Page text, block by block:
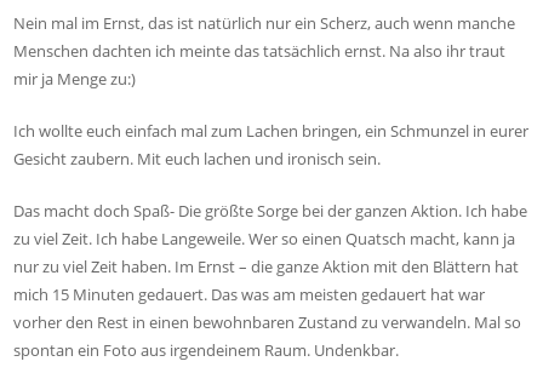
Nein mal im Ernst, das ist natürlich nur ein Scherz, auch wenn manche
Menschen dachten ich meinte das tatsächlich ernst. Na also ihr traut
mir ja Menge zu:)
Ich wollte euch einfach mal zum Lachen bringen, ein Schmunzel in eurer
Gesicht zaubern. Mit euch lachen und ironisch sein.
Das macht doch Spaß- Die größte Sorge bei der ganzen Aktion. Ich habe
zu viel Zeit. Ich habe Langeweile. Wer so einen Quatsch macht, kann ja
nur zu viel Zeit haben. Im Ernst – die ganze Aktion mit den Blättern hat
mich 15 Minuten gedauert. Das was am meisten gedauert hat war
vorher den Rest in einen bewohnbaren Zustand zu verwandeln. Mal so
spontan ein Foto aus irgendeinem Raum. Undenkbar.